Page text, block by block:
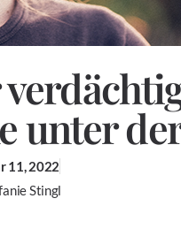
unter
11, 2022
Stingl